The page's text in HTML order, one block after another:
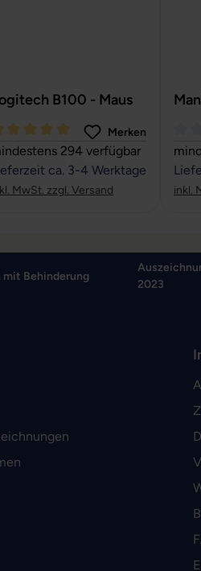
B100 - Maus
Bewertung von 5
Merken
294 verfügbar
ca. 3-4 Werktage
MwSt. zzgl. Versand inkl.
Behinderung
2023